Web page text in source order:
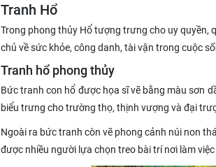
Tranh Hổ
Trong phong thủy Hổ tượng trưng cho uy quyền,
chủ về sức khỏe, công danh, tài vận trong cuộc
Tranh hổ phong thủy
Bức tranh con hổ được họa sĩ vẽ bằng màu sơn
biểu trưng cho trường thọ, thịnh vượng và đại
Ngoài ra bức tranh còn vẽ phong cảnh núi non
được nhiều người lựa chọn treo bài trí nơi làm